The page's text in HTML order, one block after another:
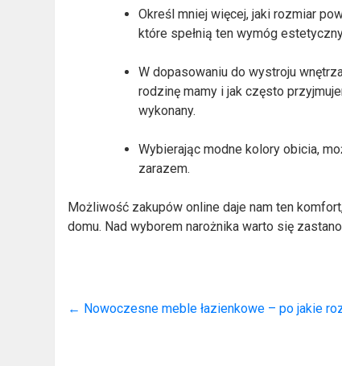
Określ mniej więcej, jaki rozmiar
które spełnią ten wymóg
W dopasowaniu do wystroju
rodzinę mamy i jak często
wykonany.
Wybierając modne kolory obicia,
zarazem.
Możliwość zakupów online daje nam ten
domu. Nad wyborem narożnika warto się
← Nowoczesne meble łazienkowe – po jakie